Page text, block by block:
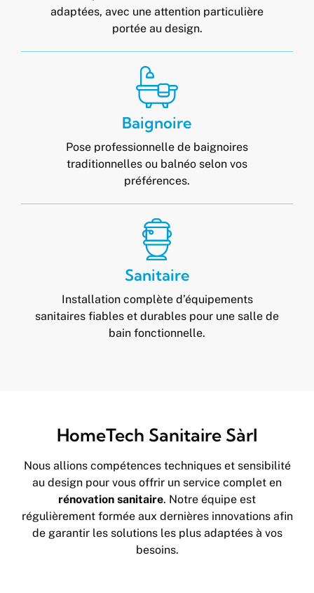
adaptées, avec une attention particulière
portée au design.
Baignoire
Pose professionnelle de baignoires
traditionnelles ou balnéo selon vos
préférences.
Sanitaire
Installation complète d’équipements
sanitaires fiables et durables pour une salle de
bain fonctionnelle.
HomeTech Sanitaire Sàrl
Nous allions compétences techniques et sensibilité
au design pour vous offrir un service complet en
rénovation sanitaire. Notre équipe est
régulièrement formée aux dernières innovations afin
de garantir les solutions les plus adaptées à vos
besoins.